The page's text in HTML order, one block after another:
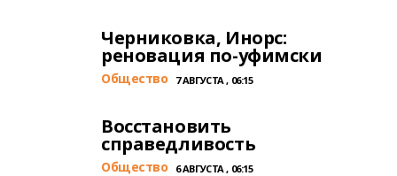
Черниковка, Инорс:
реновация по-уфимски
Общество 7 АВГУСТА , 06:15
Восстановить
справедливость
Общество 6 АВГУСТА , 06:15